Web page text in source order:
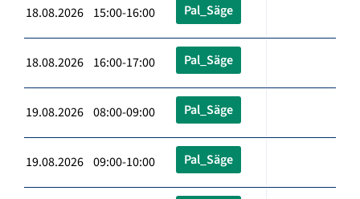
18.08.2026 15:00-16:00 Pal_Säge
18.08.2026 16:00-17:00 Pal_Säge
19.08.2026 08:00-09:00 Pal_Säge
19.08.2026 09:00-10:00 Pal_Säge